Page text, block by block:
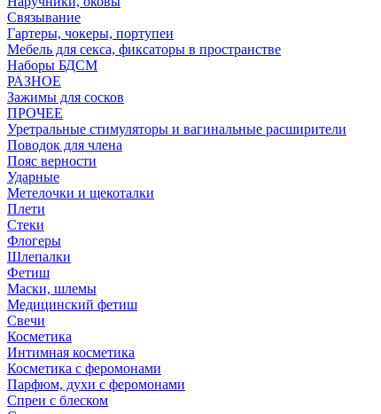
Связывание
Гартеры, чокеры, портупеи
Мебель для секса, фиксаторы в пространстве
Наборы БДСМ
РАЗНОЕ
Зажимы для сосков
ПРОЧЕЕ
Уретральные стимуляторы и вагинальные расширители
Поводок для члена
Пояс верности
Ударные
Метелочки и щекоталки
Плети
Стеки
Флогеры
Шлепалки
Фетиш
Маски, шлемы
Медицинский фетиш
Свечи
Косметика
Интимная косметика
Косметика с феромонами
Парфюм, духи с феромонами
Спреи с блеском